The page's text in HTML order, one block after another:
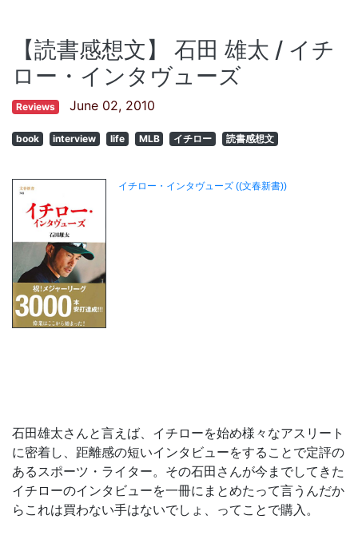
【読書感想文】 石田 雄太 / イチ
ロー・インタヴューズ
Reviews June 02, 2010
book interview life MLB イチロー 読書感想文
石田雄太さんと言えば、イチローを始め様々なアスリート
に密着し、距離感の短いインタビューをすることで定評の
あるスポーツ・ライター。その石田さんが今までしてきた
イチローのインタビューを一冊にまとめたって言うんだか
らこれは買わない手はないでしょ、ってことで購入。